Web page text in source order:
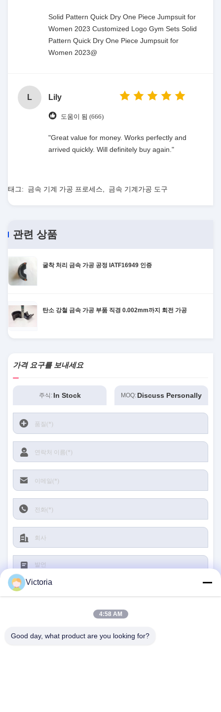
Solid Pattern Quick Dry One Piece Jumpsuit for
Women 2023 Customized Logo Gym Sets Solid
Pattern Quick Dry One Piece Jumpsuit for
Women 2023@
L Lily
도움이 됨 (666)
"Great value for money. Works perfectly and
arrived quickly. Will definitely buy again."
태그: 금속 기계 가공 프로세스 금속 기계가공 도구
관련 상품
굴착 처리 금속 가공 공정 IATF16949 인증
탄소 강철 금속 가공 부품 직경 0.002mm까지 회전 가공
가격 요구를 보내세요
주식: In Stock MOQ: Discuss Personally
Victoria
4:58 AM
Good day, what product are you looking for?